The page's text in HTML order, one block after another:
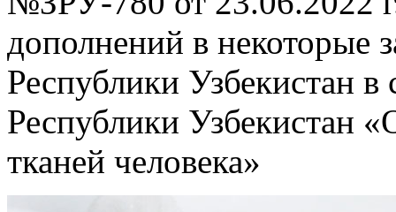
дополнений в некоторые
Республики Узбекистан в
Республики Узбекистан
тканей человека»